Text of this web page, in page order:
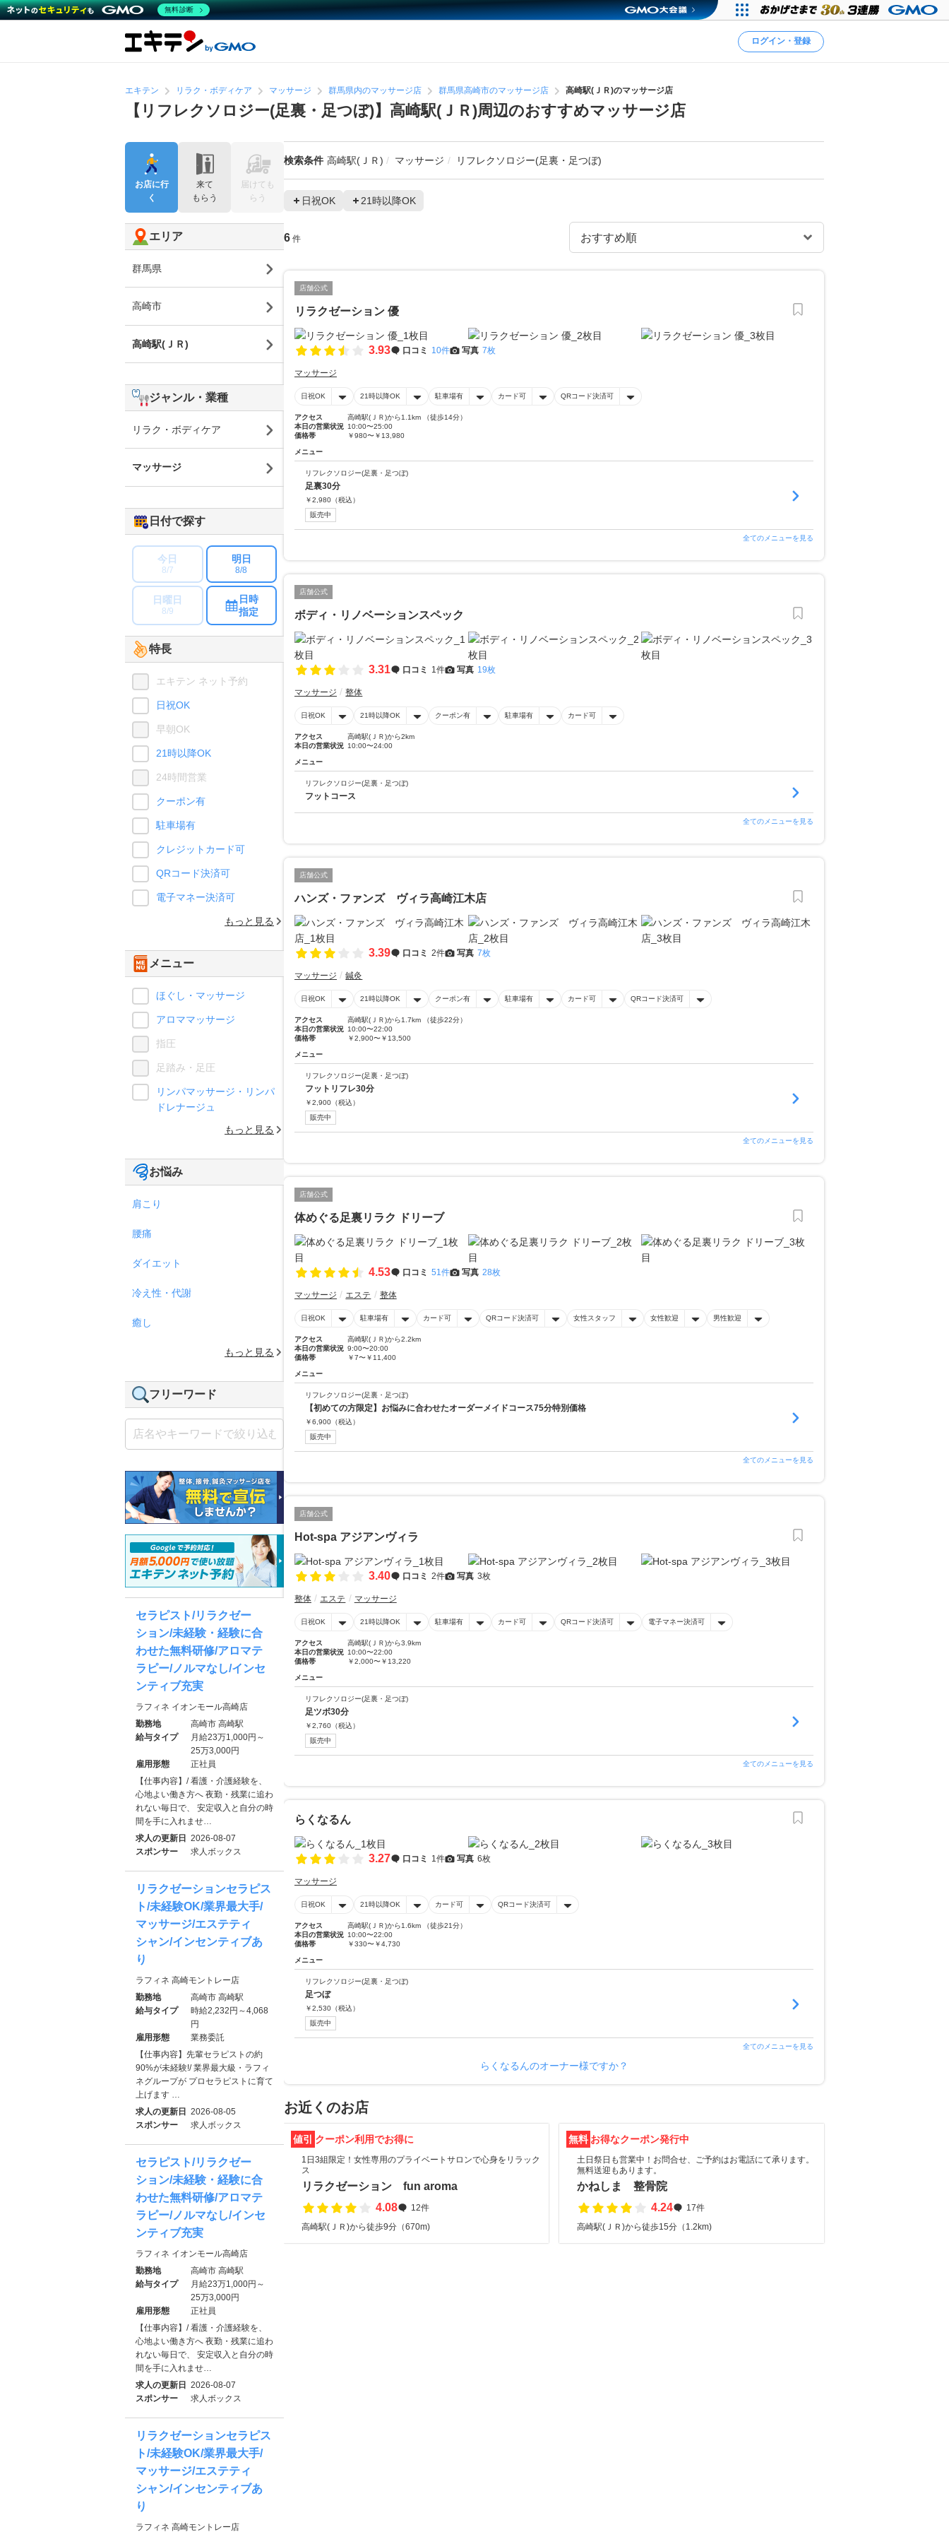
ログイン・登録
エキテン リラク・ボディケア マッサージ 群馬県内のマッサージ店 群馬県高崎市のマッサージ店 高崎駅(ＪＲ)のマッサージ店
【リフレクソロジー(足裏・足つぼ)】高崎駅(ＪＲ)周辺のおすすめマッサージ店
検索条件 高崎駅(ＪＲ) マッサージ リフレクソロジー(足裏・足つぼ)
日祝OK 21時以降OK
6 件
店舗公式
リラクゼーション 優
3.93 口コミ 10件 写真 7枚
マッサージ
日祝OK 21時以降OK 駐車場有 カード可 QRコード決済可
アクセス
高崎駅(ＪＲ)から1.1km （徒歩14分）
本日の営業状況 10:00〜25:00
価格帯
￥980〜￥13,980
メニュー
リフレクソロジー(足裏・足つぼ)
足裏30分
￥2,980 （税込）
販売中
全てのメニューを見る
店舗公式
ボディ・リノベーションスペック
3.31 口コミ 1件 写真 19枚
マッサージ 整体
日祝OK 21時以降OK クーポン有 駐車場有 カード可
アクセス
高崎駅(ＪＲ)から2km
本日の営業状況 10:00〜24:00
メニュー
リフレクソロジー(足裏・足つぼ)
フットコース
全てのメニューを見る
店舗公式
ハンズ・ファンズ ヴィラ高崎江木店
3.39 口コミ 2件 写真 7枚
マッサージ 鍼灸
日祝OK 21時以降OK クーポン有 駐車場有 カード可 QRコード決済可
アクセス
高崎駅(ＪＲ)から1.7km （徒歩22分）
本日の営業状況 10:00〜22:00
価格帯
￥2,900〜￥13,500
メニュー
リフレクソロジー(足裏・足つぼ)
フットリフレ30分
￥2,900 （税込）
販売中
全てのメニューを見る
店舗公式
体めぐる足裏リラク ドリーブ
4.53 口コミ 51件 写真 28枚
マッサージ エステ 整体
日祝OK 駐車場有 カード可 QRコード決済可 女性スタッフ 女性歓迎 男性歓迎
アクセス
高崎駅(ＪＲ)から2.2km
本日の営業状況 9:00〜20:00
価格帯
￥7〜￥11,400
メニュー
リフレクソロジー(足裏・足つぼ)
【初めての方限定】お悩みに合わせたオーダーメイドコース75分特別価格
￥6,900 （税込）
販売中
全てのメニューを見る
店舗公式
Hot-spa アジアンヴィラ
3.40 口コミ 2件 写真 3枚
整体 エステ マッサージ
日祝OK 21時以降OK 駐車場有 カード可 QRコード決済可 電子マネー決済可
アクセス
高崎駅(ＪＲ)から3.9km
本日の営業状況 10:00〜22:00
価格帯
￥2,000〜￥13,220
メニュー
リフレクソロジー(足裏・足つぼ)
足ツボ30分
￥2,760 （税込）
販売中
全てのメニューを見る
らくなるん
3.27 口コミ 1件 写真 6枚
マッサージ
日祝OK 21時以降OK カード可 QRコード決済可
アクセス
高崎駅(ＪＲ)から1.6km （徒歩21分）
本日の営業状況 10:00〜22:00
価格帯
￥330〜￥4,730
メニュー
リフレクソロジー(足裏・足つぼ)
足つぼ
￥2,530 （税込）
販売中
全てのメニューを見る
らくなるんのオーナー様ですか？
お近くのお店
値引 クーポン利用でお得に
1日3組限定！女性専用のプライベートサロンで心身をリラック
ス
リラクゼーション fun aroma
4.08
12件
高崎駅(ＪＲ)から徒歩9分（670m)
無料 お得なクーポン発行中
土日祭日も営業中！お問合せ、ご予約はお電話にて承ります。
無料送迎もあります。
かねしま 整骨院
4.24
17件
高崎駅(ＪＲ)から徒歩15分（1.2km)
お店に行
く
来て
もらう
届けても
らう
エリア
群馬県
高崎市
高崎駅(ＪＲ)
ジャンル・業種
リラク・ボディケア
マッサージ
日付で探す
今日
8/7
明日
8/8
日曜日
8/9
日時
指定
特長
エキテン ネット予約
日祝OK
早朝OK
21時以降OK
24時間営業
クーポン有
駐車場有
クレジットカード可
QRコード決済可
電子マネー決済可
もっと見る
メニュー
ほぐし・マッサージ
アロママッサージ
指圧
足踏み・足圧
リンパマッサージ・リンパ
ドレナージュ
もっと見る
お悩み
肩こり
腰痛
ダイエット
冷え性・代謝
癒し
もっと見る
フリーワード
セラピスト/リラクゼー
ション/未経験・経験に合
わせた無料研修/アロマテ
ラピー/ノルマなし/インセ
ンティブ充実
ラフィネ イオンモール高崎店
勤務地
高崎市 高崎駅
給与タイプ
月給23万1,000円～
25万3,000円
雇用形態
正社員
【仕事内容】/ 看護・介護経験を、
心地よい働き方へ 夜勤・残業に追わ
れない毎日で、 安定収入と自分の時
間を手に入れませ…
求人の更新日 2026-08-07
スポンサー
求人ボックス
リラクゼーションセラピス
ト/未経験OK/業界最大手/
マッサージ/エステティ
シャン/インセンティブあ
り
ラフィネ 高崎モントレー店
勤務地
高崎市 高崎駅
給与タイプ
時給2,232円～4,068
円
雇用形態
業務委託
【仕事内容】先輩セラピストの約
90%が未経験!/ 業界最大級・ラフィ
ネグループが プロセラピストに育て
上げます …
求人の更新日 2026-08-05
スポンサー
求人ボックス
セラピスト/リラクゼー
ション/未経験・経験に合
わせた無料研修/アロマテ
ラピー/ノルマなし/インセ
ンティブ充実
ラフィネ イオンモール高崎店
勤務地
高崎市 高崎駅
給与タイプ
月給23万1,000円～
25万3,000円
雇用形態
正社員
【仕事内容】/ 看護・介護経験を、
心地よい働き方へ 夜勤・残業に追わ
れない毎日で、 安定収入と自分の時
間を手に入れませ…
求人の更新日 2026-08-07
スポンサー
求人ボックス
リラクゼーションセラピス
ト/未経験OK/業界最大手/
マッサージ/エステティ
シャン/インセンティブあ
り
ラフィネ 高崎モントレー店
無料診断